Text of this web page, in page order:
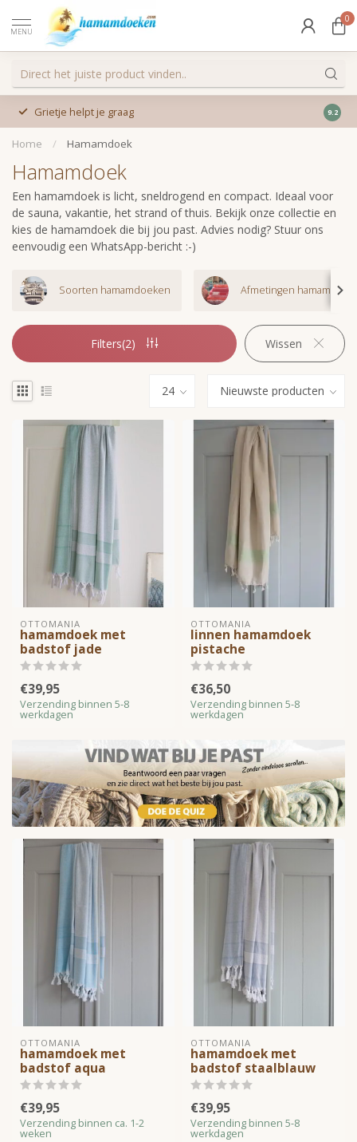
MENU
0
Niet relaxed? Geld terug 9.2
Home / Hamamdoek
Hamamdoek
Een hamamdoek is licht, sneldrogend en compact. Ideaal voor
de sauna, vakantie, het strand of thuis. Bekijk onze collectie en
kies de hamamdoek die bij jou past. Advies nodig? Stuur ons
eenvoudig een WhatsApp-bericht :-)
Soorten hamamdoeken Afmetingen
Filters(2) Wissen
OTTOMANIA
hamamdoek met
badstof jade
€39,95
Verzending binnen 5-8
werkdagen
OTTOMANIA
linnen hamamdoek
pistache
€36,50
Verzending binnen 5-8
werkdagen
OTTOMANIA
hamamdoek met
badstof aqua
€39,95
Verzending binnen ca. 1-2
weken
OTTOMANIA
hamamdoek met
badstof staalblauw
€39,95
Verzending binnen 5-8
werkdagen